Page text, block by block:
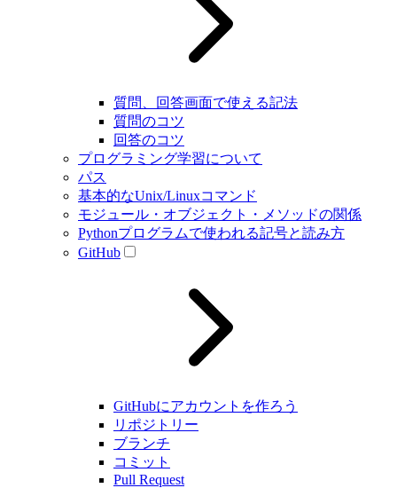
質問、回答画面で使える記法
質問のコツ
回答のコツ
プログラミング学習について
パス
基本的なUnix/Linuxコマンド
モジュール・オブジェクト・メソッドの関係
Pythonプログラムで使われる記号と読み方
GitHub
GitHubにアカウントを作ろう
リポジトリー
ブランチ
コミット
Pull Request